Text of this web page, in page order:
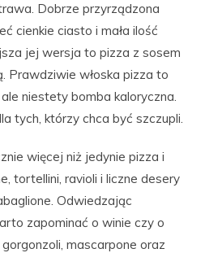
Dobrze przyrządzona
cienkie ciasto i mała ilość
jej wersja to pizza z sosem
Prawdziwie włoska pizza to
niestety bomba kaloryczna.
tych, którzy chca być szczupli.
więcej niż jedynie pizza i
tortellini, ravioli i liczne desery
Odwiedzając
zapominać o winie czy o
mascarpone oraz